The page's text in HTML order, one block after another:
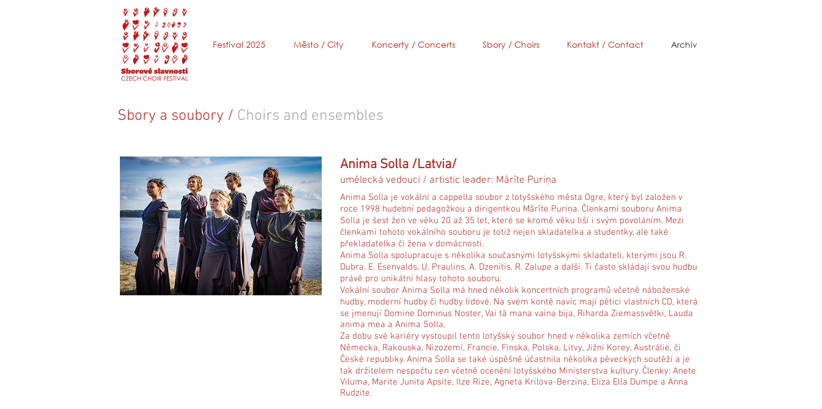
Festival 2025 Město / City Koncerty / Concerts Sbory / Choirs Kontakt / Contact Archiv
Sbory a soubory / Choirs and ensembles
Anima Solla /Latvia/
umělecká vedoucí / artistic leader: Mārīte Puriņa
Anima Solla je vokální a cappella soubor z lotyšského města Ogre, který byl založen v
roce 1998 hudební pedagožkou a dirigentkou Mārīte Puriņa. Členkami souboru Anima
Solla je šest žen ve věku 20 až 35 let, které se kromě věku liší i svým povoláním. Mezi
členkami tohoto vokálního souboru je totiž nejen skladatelka a studentky, ale také
překladatelka či žena v domácnosti.
Anima Solla spolupracuje s několika současnými lotyšskými skladateli, kterými jsou R.
Dubra, E. Esenvalds, U. Praulins, A. Dzenitis, R. Zalupe a další. Ti často skládají svou hudbu
právě pro unikátní hlasy tohoto souboru.
Vokální soubor Anima Solla má hned několik koncertních programů včetně náboženské
hudby, moderní hudby či hudby lidové. Na svém kontě navíc mají pětici vlastních CD, která
se jmenují Domine Dominus Noster, Vai tā mana vaina bija, Riharda Ziemassvētki, Lauda
anima mea a Anima Solla.
Za dobu své kariéry vystoupil tento lotyšský soubor hned v několika zemích včetně
Německa, Rakouska, Nizozemí, Francie, Finska, Polska, Litvy, Jižní Korey, Austrálie, či
České republiky. Anima Solla se také úspěšně účastnila několika pěveckých soutěží a je
tak držitelem nespočtu cen včetně ocenění lotyšského Ministerstva kultury. Členky: Anete
Viluma, Marite Junita Apsite, Ilze Rize, Agneta Krilova-Berzina, Eliza Ella Dumpe a Anna
Rudzite.